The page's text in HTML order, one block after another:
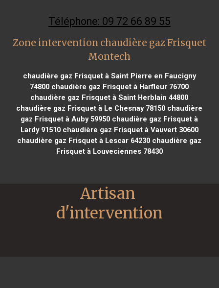
Téléphone: 09 72 66 89 55
Zone intervention chaudière gaz Frisquet
Montech
chaudière gaz Frisquet à Saint Pierre en Faucigny
74800 chaudière gaz Frisquet à Harfleur 76700
chaudière gaz Frisquet à Saint Herblain 44800
chaudière gaz Frisquet à Le Chesnay 78150 chaudière
gaz Frisquet à Auby 59950 chaudière gaz Frisquet à
Lardy 91510chaudière gaz Frisquet à Vauvert 30600
chaudière gaz Frisquet à Lescar 64230 chaudière gaz
Frisquet à Louveciennes 78430
Artisan
d'intervention